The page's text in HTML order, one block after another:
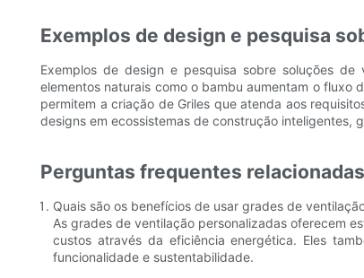
Exemplos de design e pesquisa
Exemplos de design e pesquisa sobre soluções
elementos naturais como o bambu aumentam o
permitem a criação de Griles que atenda aos
designs em ecossistemas de construção inteligentes,
Perguntas frequentes
Quais são os benefícios de usar grades de
As grades de ventilação personalizadas oferecem
custos através da eficiência energética. Eles
funcionalidade e sustentabilidade.